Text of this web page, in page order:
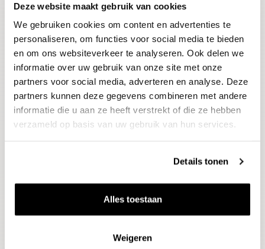
Deze website maakt gebruik van cookies
We gebruiken cookies om content en advertenties te
personaliseren, om functies voor social media te bieden
en om ons websiteverkeer te analyseren. Ook delen we
informatie over uw gebruik van onze site met onze
partners voor social media, adverteren en analyse. Deze
partners kunnen deze gegevens combineren met andere
informatie die u aan ze heeft verstrekt of die ze hebben
verzameld op basis van uw gebruik van hun services.
Details tonen
Alles toestaan
Weigeren
Blijf op de hoogte
Ontvang het laatste wijnnieuws, proeverijen en
evenementen
E-mailadres
Aanmelden